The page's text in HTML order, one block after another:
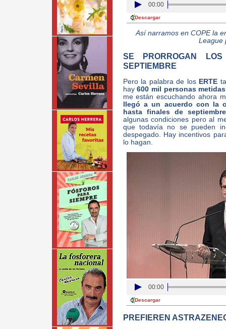
00:00
Descargar
Así narramos en COPE la
League
SE PRORROGAN
SEPTIEMBRE
Pero la palabra de los ERTE
hay600 mil personas
me están escuchando ahora
llegó a un acuerdo con la
hasta finales de
algunas condiciones pero al
que todavía no se pueden
despegado. Hay incentivos
lo hagan.
00:00
Descargar
PREFIEREN